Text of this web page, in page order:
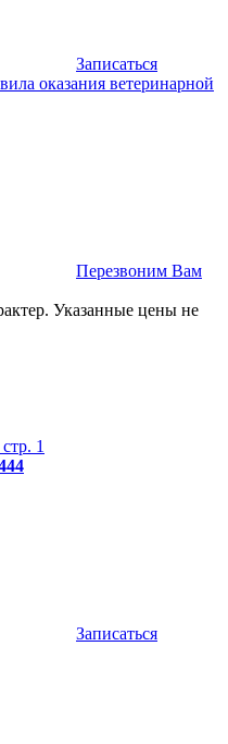
Записаться
оказания ветеринарной
Перезвоним Вам
Указанные цены не
1
Записаться